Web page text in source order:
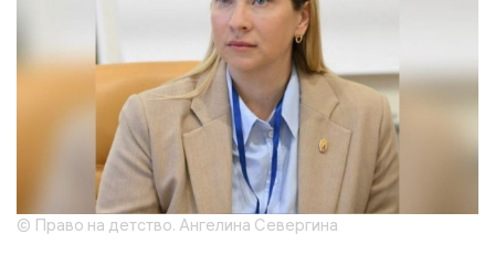
© Право на детство. Ангелина Севергина